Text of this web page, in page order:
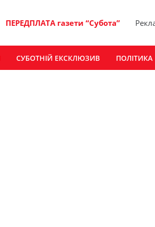
ПЕРЕДПЛАТА газети “Субота”
СУБОТНІЙ ЕКСКЛЮЗИВ ПОЛІТИКА